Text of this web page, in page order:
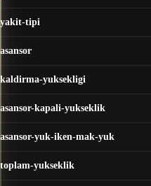
yakit-tipi
asansor
kaldirma-yuksekligi
asansor-kapali-yukseklik
asansor-yuk-iken-mak-yuk
toplam-yukseklik